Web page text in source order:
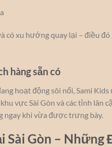
có xu hướng quay lại – điều
hàng sẵn có
hoạt động sôi nổi, Sami
vực Sài Gòn và các tỉnh lân
ngay khi vừa được trưng bày.
Sài Gòn – Những